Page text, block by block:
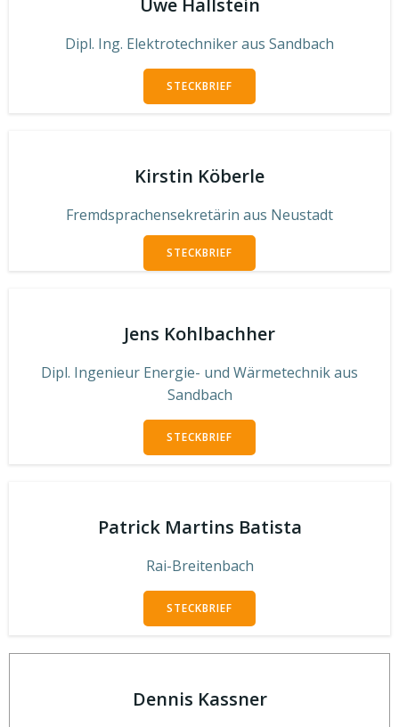
Uwe Hallstein
Dipl. Ing. Elektrotechniker aus Sandbach
STECKBRIEF
Kirstin Köberle
Fremdsprachensekretärin aus Neustadt
STECKBRIEF
Jens Kohlbachher
Dipl. Ingenieur Energie- und Wärmetechnik aus
Sandbach
STECKBRIEF
Patrick Martins Batista
Rai-Breitenbach
STECKBRIEF
Dennis Kassner